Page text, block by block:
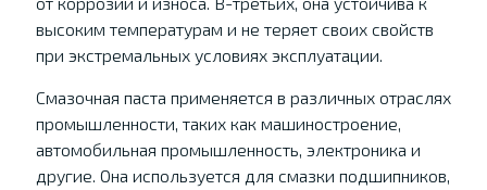
высоким температурам и не теряет своих свойств
при экстремальных условиях эксплуатации.
Смазочная паста применяется в различных отраслях
промышленности, таких как машиностроение,
автомобильная промышленность, электроника и
другие. Она используется для смазки подшипников,